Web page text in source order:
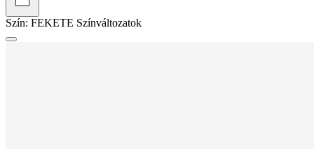
Szín: FEKETE Színváltozatok